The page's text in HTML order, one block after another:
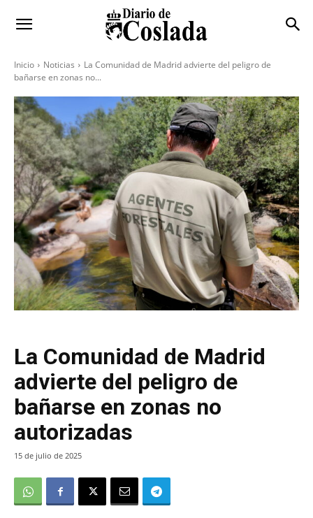
Inicio Noticias
La Comunidad de Madrid advierte del peligro de
bañarse en zonas no...
La Comunidad de Madrid
advierte del peligro de
bañarse en zonas no
autorizadas
15 de julio de 2025